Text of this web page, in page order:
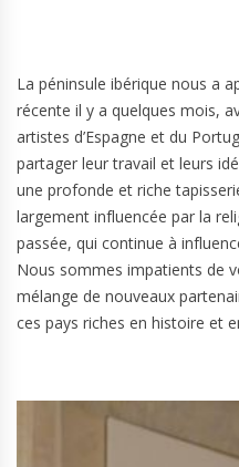
La péninsule ibérique nous a
récente il y a quelques mois,
artistes d’Espagne et du
partager leur travail et leurs
une profonde et riche
largement influencée par la
passée, qui continue à
Nous sommes impatients de
mélange de nouveaux
ces pays riches en histoire et